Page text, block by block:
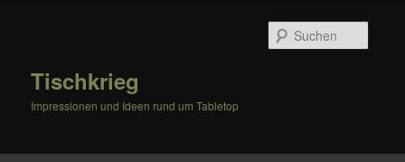
Tischkrieg
Impressionen und Ideen rund um Tabletop